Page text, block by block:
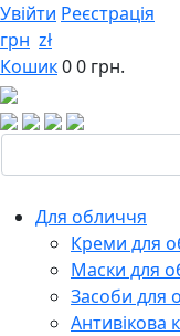
Увійти Реєстрація
грн zł
Кошик00 грн.
Для обличчя
Креми для
Маски для
Засоби для
Антивікова